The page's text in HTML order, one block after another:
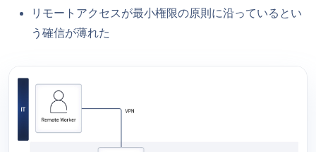
リモートアクセスが最小権限の原則に沿っているとい
う確信が薄れた